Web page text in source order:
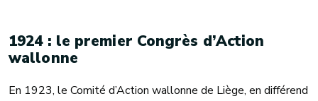
1924 : le premier Congrès d’Action
wallonne
En 1923, le Comité d’Action wallonne de Liège, en différend